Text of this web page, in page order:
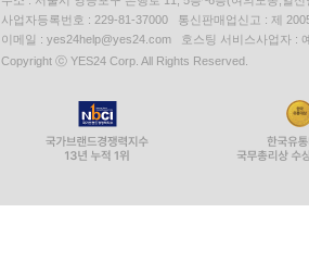
사업자등록번호 : 229-81-37000 통신판매업신고 : 제
이메일 : yes24help@yes24.com 호스팅 서비스사업자 :
Copyright ⓒ YES24 Corp. All Rights Reserved.